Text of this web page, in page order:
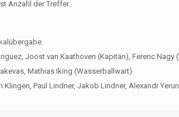
Anzahl der Treffer.
Joost van Kaathoven (Kapitän), Ferenc Nagy
Mathias Iking (Wasserballwart)
Klingen, Paul Lindner, Jakob Lindner, Alexandr